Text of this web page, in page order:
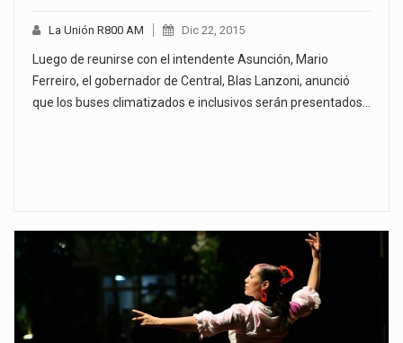
La Unión R800 AM Dic 22, 2015
Luego de reunirse con el intendente Asunción, Mario
Ferreiro, el gobernador de Central, Blas Lanzoni, anunció
que los buses climatizados e inclusivos serán presentados…